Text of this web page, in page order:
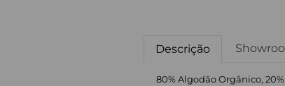
Descrição
80% Algodão Orgânico,